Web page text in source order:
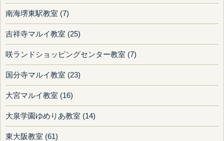
南海堺東駅教室 (7)
吉祥寺マルイ教室 (25)
咲ランドショッピングセンター教室 (7)
国分寺マルイ教室 (23)
大宮マルイ教室 (16)
大泉学園ゆめりあ教室 (14)
東大阪教室 (61)